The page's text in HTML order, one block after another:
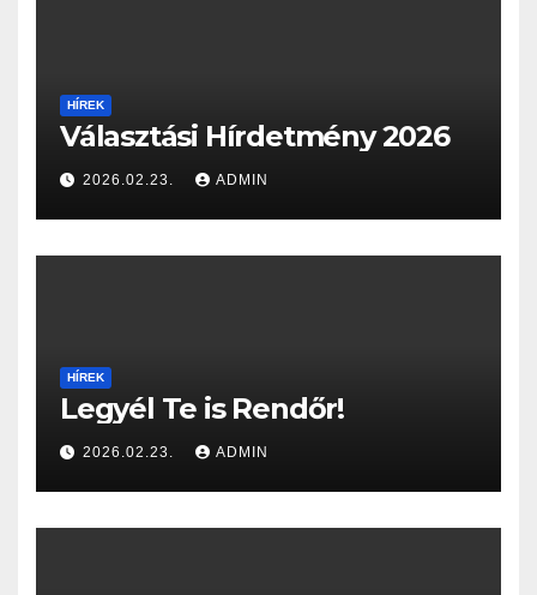
HÍREK
Választási Hírdetmény 2026
2026.02.23. ADMIN
HÍREK
Legyél Te is Rendőr!
2026.02.23. ADMIN